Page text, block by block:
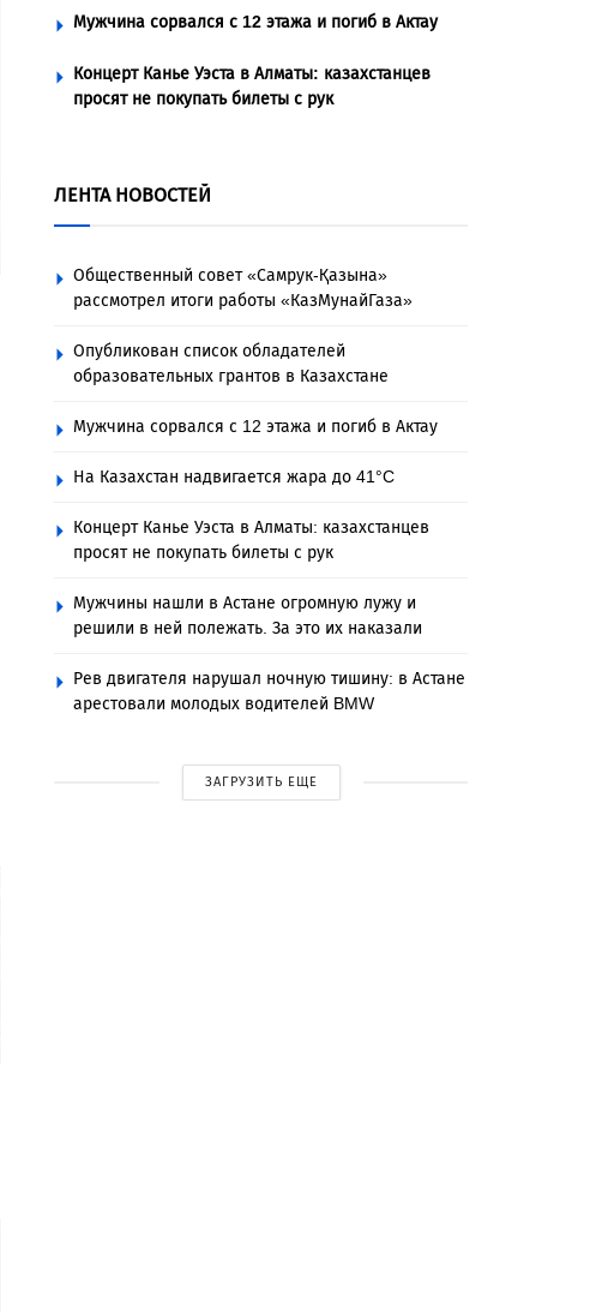
Мужчина сорвался с 12 этажа и погиб в Актау
Концерт Канье Уэста в Алматы: казахстанцев
просят не покупать билеты с рук
ЛЕНТА НОВОСТЕЙ
Общественный совет «Самрук-Қазына»
рассмотрел итоги работы «КазМунайГаза»
Опубликован список обладателей
образовательных грантов в Казахстане
Мужчина сорвался с 12 этажа и погиб в Актау
На Казахстан надвигается жара до 41°C
Концерт Канье Уэста в Алматы: казахстанцев
просят не покупать билеты с рук
Мужчины нашли в Астане огромную лужу и
решили в ней полежать. За это их наказали
Рев двигателя нарушал ночную тишину: в Астане
арестовали молодых водителей BMW
ЗАГРУЗИТЬ ЕЩЕ